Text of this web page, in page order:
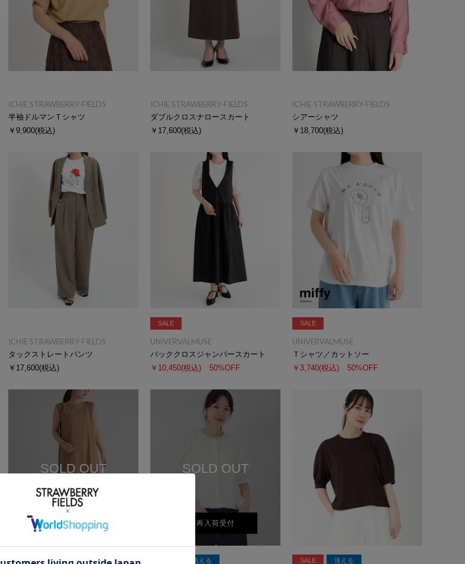
ICHIE STRAWBERRY-FIELDS
半袖ドルマンＴシャツ
￥9,900(税込)
ICHIE STRAWBERRY-FIELDS
ダブルクロスナロースカート
￥17,600(税込)
ICHIE STRAWBERRY-FIELDS
シアーシャツ
￥18,700(税込)
ICHIE STRAWBERRY-FIELDS
タックストレートパンツ
￥17,600(税込)
SALE
UNIVERVALMUSE
バッククロスジャンパースカート
￥10,450(税込) 50%OFF
SALE
UNIVERVALMUSE
Ｔシャツ／カットソー
￥3,740(税込) 50%OFF
SOLD OUT
再入荷受付
SALE 洗える
SOLD OUT
再入荷受付
洗える SALE 洗える